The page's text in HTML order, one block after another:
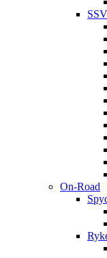
On-Road